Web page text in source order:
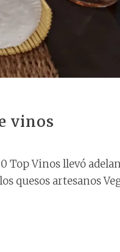
vinos
Top Vinos llevó
quesos artesanos